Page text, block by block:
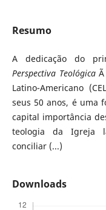
Resumo
A dedicação do
Perspectiva Teológica
Latino-Americano
seus 50 anos, é uma
capital importância
teologia da Igreja
conciliar (...)
Downloads